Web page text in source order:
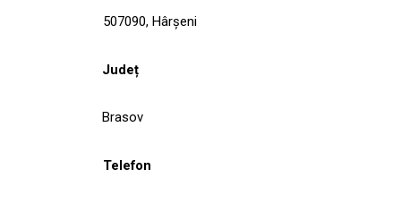
507090, Hârşeni
Județ
Brasov
Telefon